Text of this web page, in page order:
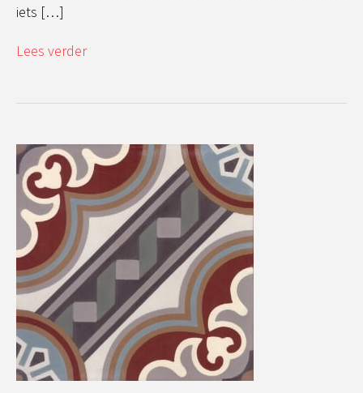
iets […]
Lees verder